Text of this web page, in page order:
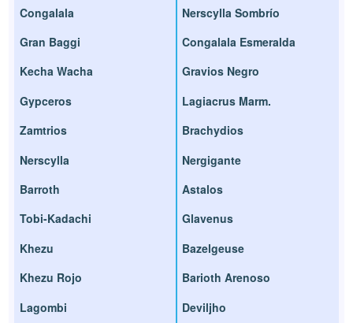
Congalala
Gran Baggi
Kecha Wacha
Gypceros
Zamtrios
Nerscylla
Barroth
Tobi-Kadachi
Khezu
Khezu Rojo
Lagombi
Nerscylla Sombrío
Congalala Esmeralda
Gravios Negro
Lagiacrus Marm.
Brachydios
Nergigante
Astalos
Glavenus
Bazelgeuse
Barioth Arenoso
Deviljho